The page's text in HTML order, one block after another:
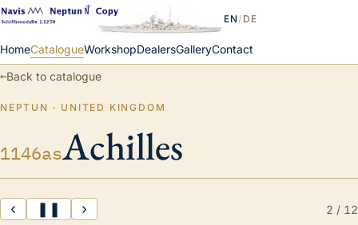
HomeCatalogueWorkshopDealersGalleryContact
EN/ DE
←Back to catalogue
NEPTUN · UNITED KINGDOM
1146asAchilles
‹ ❚❚ › 2 / 12